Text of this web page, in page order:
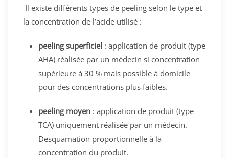
Il existe différents types de peeling selon le type et
la concentration de l’acide utilisé :
peeling superficiel : application de produit (type
AHA) réalisée par un médecin si concentration
supérieure à 30 % mais possible à domicile
pour des concentrations plus faibles.
peeling moyen : application de produit (type
TCA) uniquement réalisée par un médecin.
Desquamation proportionnelle à la
concentration du produit.